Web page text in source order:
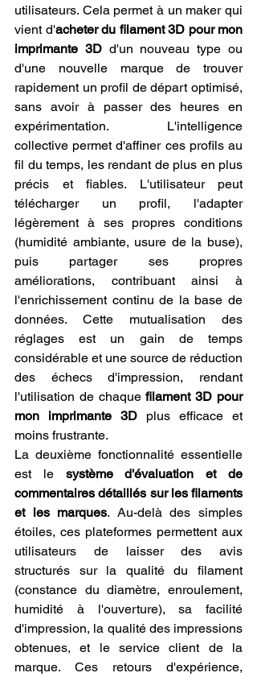
utilisateurs. Cela permet à un maker qui
vient d'acheter du filament 3D pour mon
imprimante 3D d'un nouveau type ou
d'une nouvelle marque de trouver
rapidement un profil de départ optimisé,
sans avoir à passer des heures en
expérimentation. L'intelligence
collective permet d'affiner ces profils au
fil du temps, les rendant de plus en plus
précis et fiables. L'utilisateur peut
télécharger un profil, l'adapter
légèrement à ses propres conditions
(humidité ambiante, usure de la buse),
puis partager ses propres
améliorations, contribuant ainsi à
l'enrichissement continu de la base de
données. Cette mutualisation des
réglages est un gain de temps
considérable et une source de réduction
des échecs d'impression, rendant
l'utilisation de chaque filament 3D pour
mon imprimante 3D plus efficace et
moins frustrante.
La deuxième fonctionnalité essentielle
est le système d'évaluation et de
commentaires détaillés sur les filaments
et les marques. Au-delà des simples
étoiles, ces plateformes permettent aux
utilisateurs de laisser des avis
structurés sur la qualité du filament
(constance du diamètre, enroulement,
humidité à l'ouverture), sa facilité
d'impression, la qualité des impressions
obtenues, et le service client de la
marque. Ces retours d'expérience,